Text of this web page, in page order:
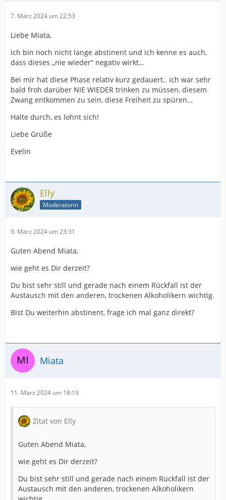
7. März 2024 um 22:53
Liebe Miata,
ich bin noch nicht lange abstinent und ich kenne es auch,
dass dieses „nie wieder“ negativ wirkt…
Bei mir hat diese Phase relativ kurz gedauert.. ich war sehr
bald froh darüber NIE WIEDER trinken zu müssen, diesem
Zwang entkommen zu sein, diese Freiheit zu spüren…
Halte durch, es lohnt sich!
Liebe Grüße
Evelin
Elly
Moderatorin
9. März 2024 um 23:31
Guten Abend Miata,
wie geht es Dir derzeit?
Du bist sehr still und gerade nach einem Rückfall ist der
Austausch mit den anderen, trockenen Alkoholikern wichtig.
Bist Du weiterhin abstinent, frage ich mal ganz direkt?
Miata
11. März 2024 um 18:19
Zitat von Elly
Guten Abend Miata,
wie geht es Dir derzeit?
Du bist sehr still und gerade nach einem Rückfall ist der
Austausch mit den anderen, trockenen Alkoholikern